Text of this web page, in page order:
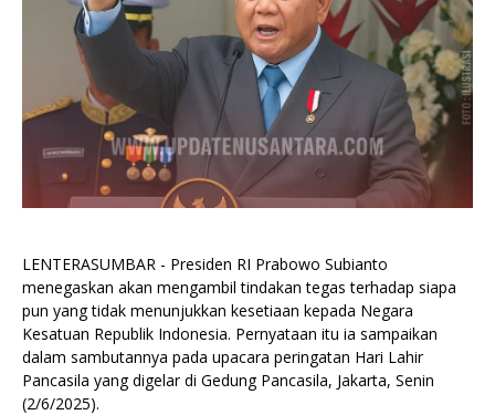
LENTERASUMBAR - Presiden RI Prabowo Subianto
menegaskan akan mengambil tindakan tegas terhadap siapa
pun yang tidak menunjukkan kesetiaan kepada Negara
Kesatuan Republik Indonesia. Pernyataan itu ia sampaikan
dalam sambutannya pada upacara peringatan Hari Lahir
Pancasila yang digelar di Gedung Pancasila, Jakarta, Senin
(2/6/2025).